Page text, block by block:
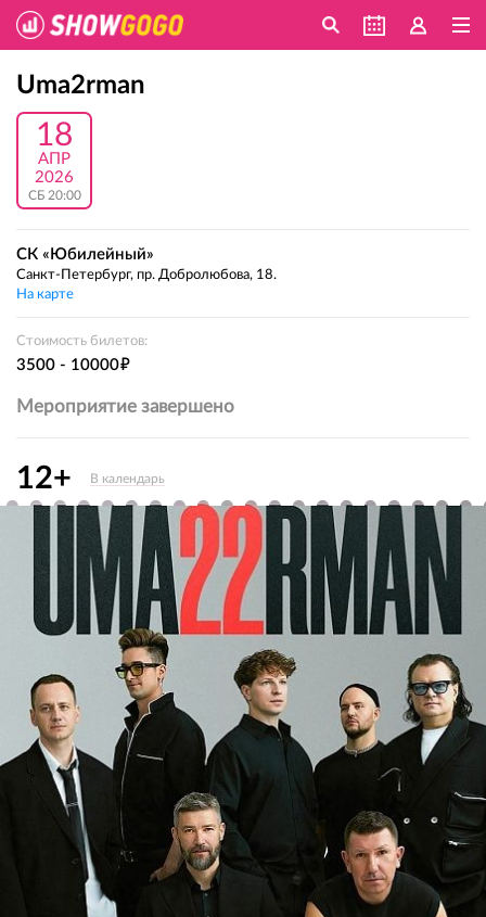
Uma2rman
18
АПР
2026
СБ 20:00
СК «Юбилейный»
Санкт-Петербург, пр. Добролюбова, 18.
На карте
Стоимость билетов:
3500 - 10000е
Мероприятие завершено
12+ В календарь